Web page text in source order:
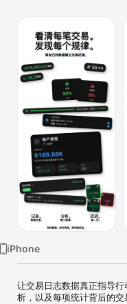
Mac
Vision
Watch
iPhone
让交易日志数据真正指导
析，以及每项统计背后的交